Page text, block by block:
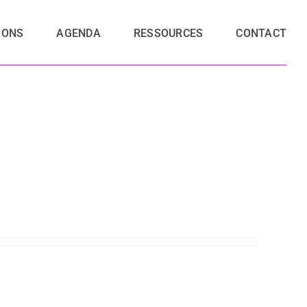
AGENDA RESSOURCES CONTACT